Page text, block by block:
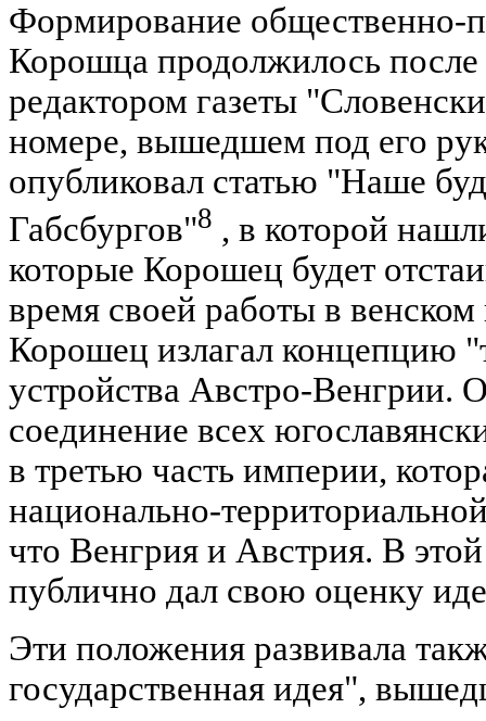
Формирование общественно-
Корошца продолжилось после
редактором газеты
номере, вышедшем под его
опубликовал статью "Наше
Габсбургов"8 , в которой
которые Корошец будет
время своей работы в
Корошец излагал концепцию
устройства Австро-Венгрии.
соединение всех
в третью часть империи,
национально-
что Венгрия и Австрия. В
публично дал свою оценку
Эти положения развивала
государственная идея",